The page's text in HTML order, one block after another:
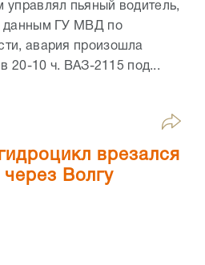
управлял пьяный водитель,
данным ГУ МВД по
авария произошла
в 20-10 ч. ВАЗ-2115 под...
врезался
Волгу